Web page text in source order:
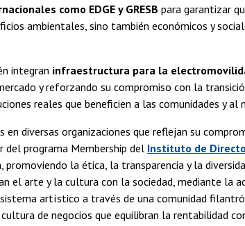
como EDGE y GRESB para garantizar
ambientales, sino también económicos y
integran infraestructura para la
y reforzando su compromiso con la
reales que beneficien a las comunidades y al
en diversas organizaciones que reflejan su
del programa Membership del Instituto de
la ética, la transparencia y la
el arte y la cultura con la sociedad, mediante la
artístico a través de una comunidad
cultura de negocios que equilibran la rentabilidad